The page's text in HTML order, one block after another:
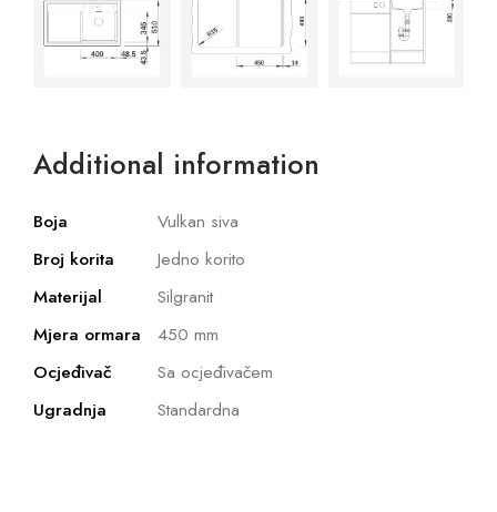
Additional information
Boja
Vulkan siva
Broj korita
Jedno korito
Materijal
Silgranit
Mjera ormara
450 mm
Ocjeđivač
Sa ocjeđivačem
Ugradnja
Standardna